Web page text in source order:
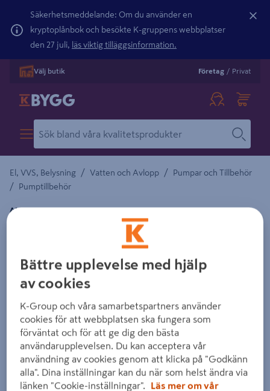
Säkerhetsmeddelande: Om du använder en
kryptoplånbok och besökte K-gruppens webbplatser
den 27 juli, läs viktig tilläggsinformation.
Välj butik Företag / Privat
El, VVS, Belysning / Vatten och Avlopp / Pumpar och Tillbehör
/ Pumptillbehör
TRYCKSLANG AL-KO 32X4.0 TRANSP ALKO
AL-KO
Bättre upplevelse med hjälp
av cookies
K-Group och våra samarbetspartners använder
cookies för att webbplatsen ska fungera som
förväntat och för att ge dig den bästa
användarupplevelsen. Du kan acceptera vår
användning av cookies genom att klicka på "Godkänn
alla". Dina inställningar kan du när som helst ändra via
länken "Cookie-inställningar".
Läs mer om vår